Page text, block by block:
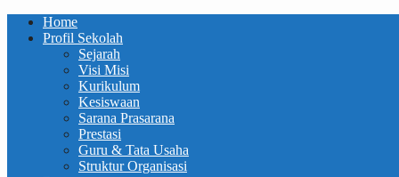
Home
Profil Sekolah
Sejarah
Visi Misi
Kurikulum
Kesiswaan
Sarana Prasarana
Prestasi
Guru & Tata Usaha
Struktur Organisasi